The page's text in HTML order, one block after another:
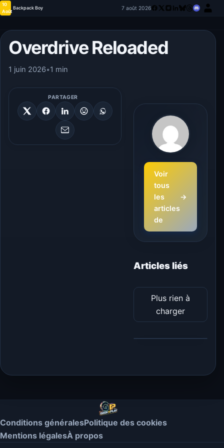
10
Août
Backpack Boy 7 août 2026
Overdrive Reloaded
1 juin 2026•1 min
PARTAGER
Voir
tous
les
articles
de
→
Articles liés
Plus rien à
charger
Conditions généralesPolitique des cookies
Mentions légalesÀ propos